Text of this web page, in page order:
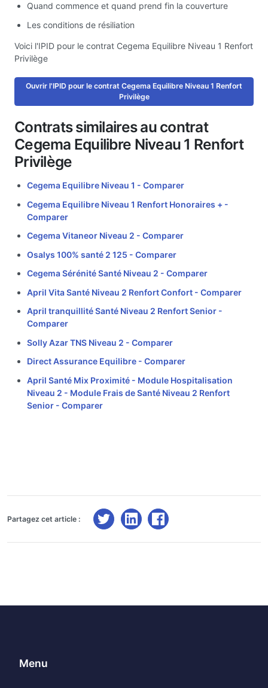
Quand commence et quand prend fin la couverture
Les conditions de résiliation
Voici l'IPID pour le contrat Cegema Equilibre Niveau 1 Renfort
Privilège
Ouvrir l'IPID pour le contrat Cegema Equilibre Niveau 1 Renfort
Privilège
Contrats similaires au contrat
Cegema Equilibre Niveau 1 Renfort
Privilège
Cegema Equilibre Niveau 1 - Comparer
Cegema Equilibre Niveau 1 Renfort Honoraires + -
Comparer
Cegema Vitaneor Niveau 2 - Comparer
Osalys 100% santé 2 125 - Comparer
Cegema Sérénité Santé Niveau 2 - Comparer
April Vita Santé Niveau 2 Renfort Confort - Comparer
April tranquillité Santé Niveau 2 Renfort Senior -
Comparer
Solly Azar TNS Niveau 2 - Comparer
Direct Assurance Equilibre - Comparer
April Santé Mix Proximité - Module Hospitalisation
Niveau 2 - Module Frais de Santé Niveau 2 Renfort
Senior - Comparer
Partagez cet article :
Menu